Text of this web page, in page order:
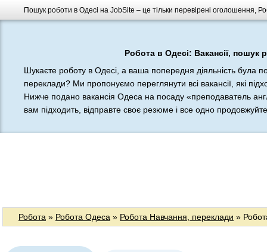
Пошук роботи в Одесі на JobSite – це тільки перевірені оголошення,
Робота в Одесі: Вакансії, пошук
Шукаєте роботу в Одесі, а ваша попередня діяльність була
переклади? Ми пропонуємо переглянути всі вакансії, які
Нижче подано вакансія Одеса на посаду «преподаватель
вам підходить, відправте своє резюме і все одно продовжуйте
Робота » Робота Одеса » Робота Навчання, переклади »